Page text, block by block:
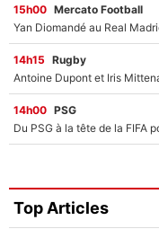
15h00 Mercato Football
Yan Diomandé au Real
14h15 Rugby
14h00 PSG
Top Articles